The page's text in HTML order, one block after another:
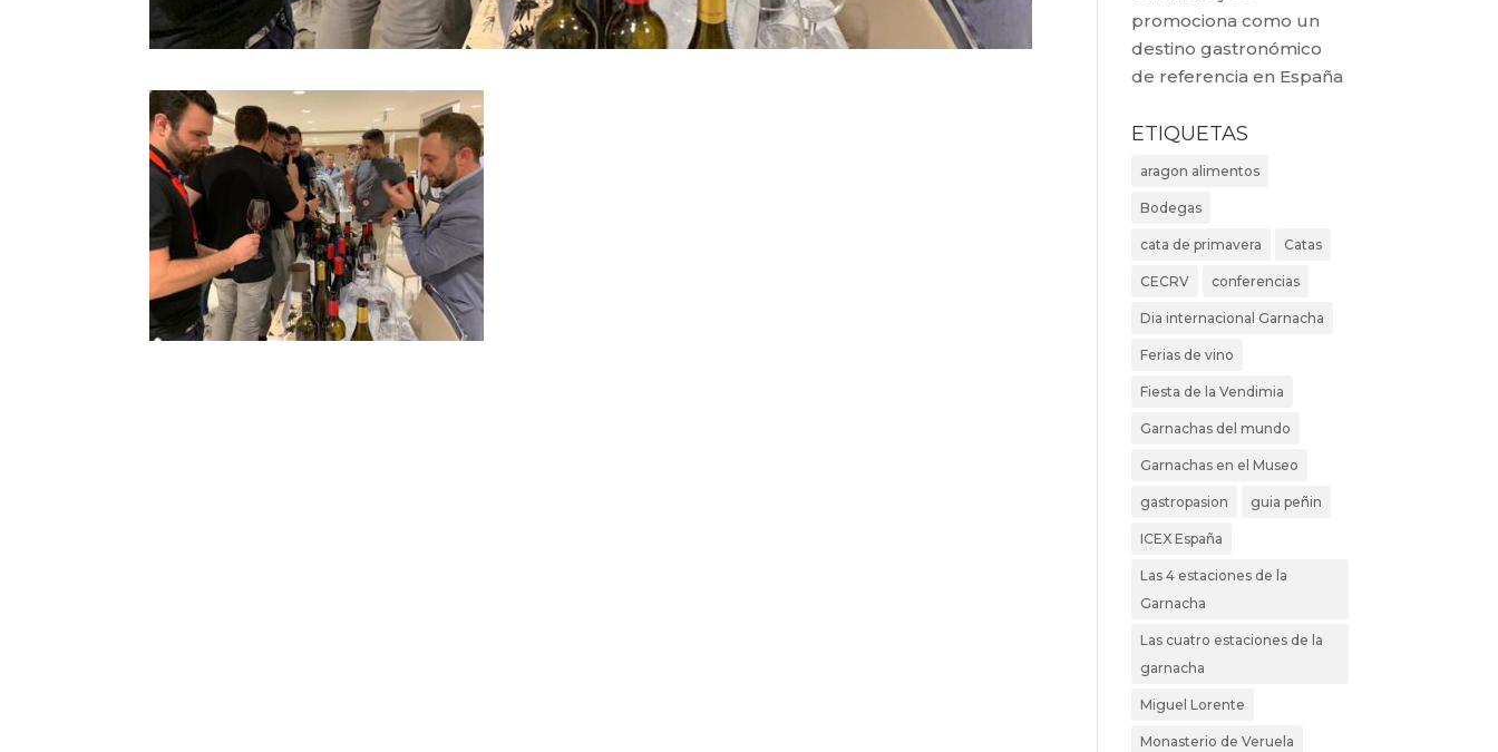
promociona como un
destino gastronómico
de referencia en España
ETIQUETAS
aragon alimentos
Bodegas
cata de primavera Catas
CECRV conferencias
Dia internacional Garnacha
Ferias de vino
Fiesta de la Vendimia
Garnachas del mundo
Garnachas en el Museo
gastropasion guia peñin
ICEX España
Las 4 estaciones de la
Garnacha
Las cuatro estaciones de la
garnacha
Miguel Lorente
Monasterio de Veruela